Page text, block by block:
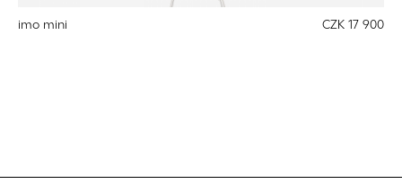
imo mini CZK 17 900